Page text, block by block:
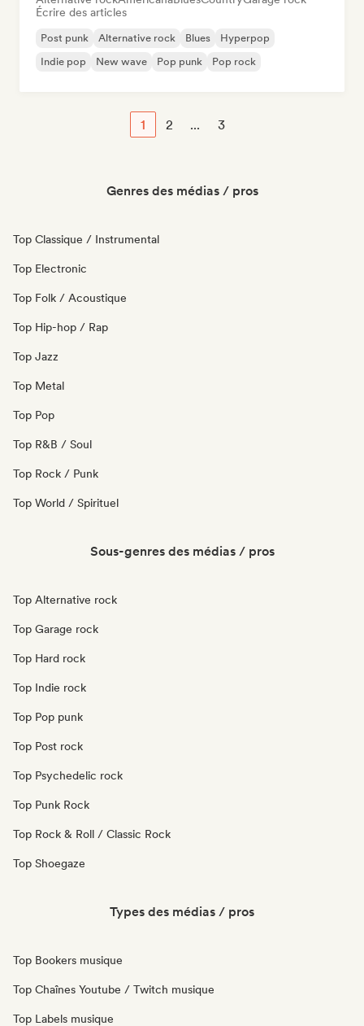
Écrire des articles
Post punk Alternative rock Blues
Hyperpop
Indie pop
New wave Pop punk Pop rock
1 2 ... 3
Genres des médias / pros
Top Classique / Instrumental
Top Electronic
Top Folk / Acoustique
Top Hip-hop / Rap
Top Jazz
Top Metal
Top Pop
Top R&B / Soul
Top Rock / Punk
Top World / Spirituel
Sous-genres des médias / pros
Top Alternative rock
Top Garage rock
Top Hard rock
Top Indie rock
Top Pop punk
Top Post rock
Top Psychedelic rock
Top Punk Rock
Top Rock & Roll / Classic Rock
Top Shoegaze
Types des médias / pros
Top Bookers musique
Top Chaînes Youtube / Twitch musique
Top Labels musique